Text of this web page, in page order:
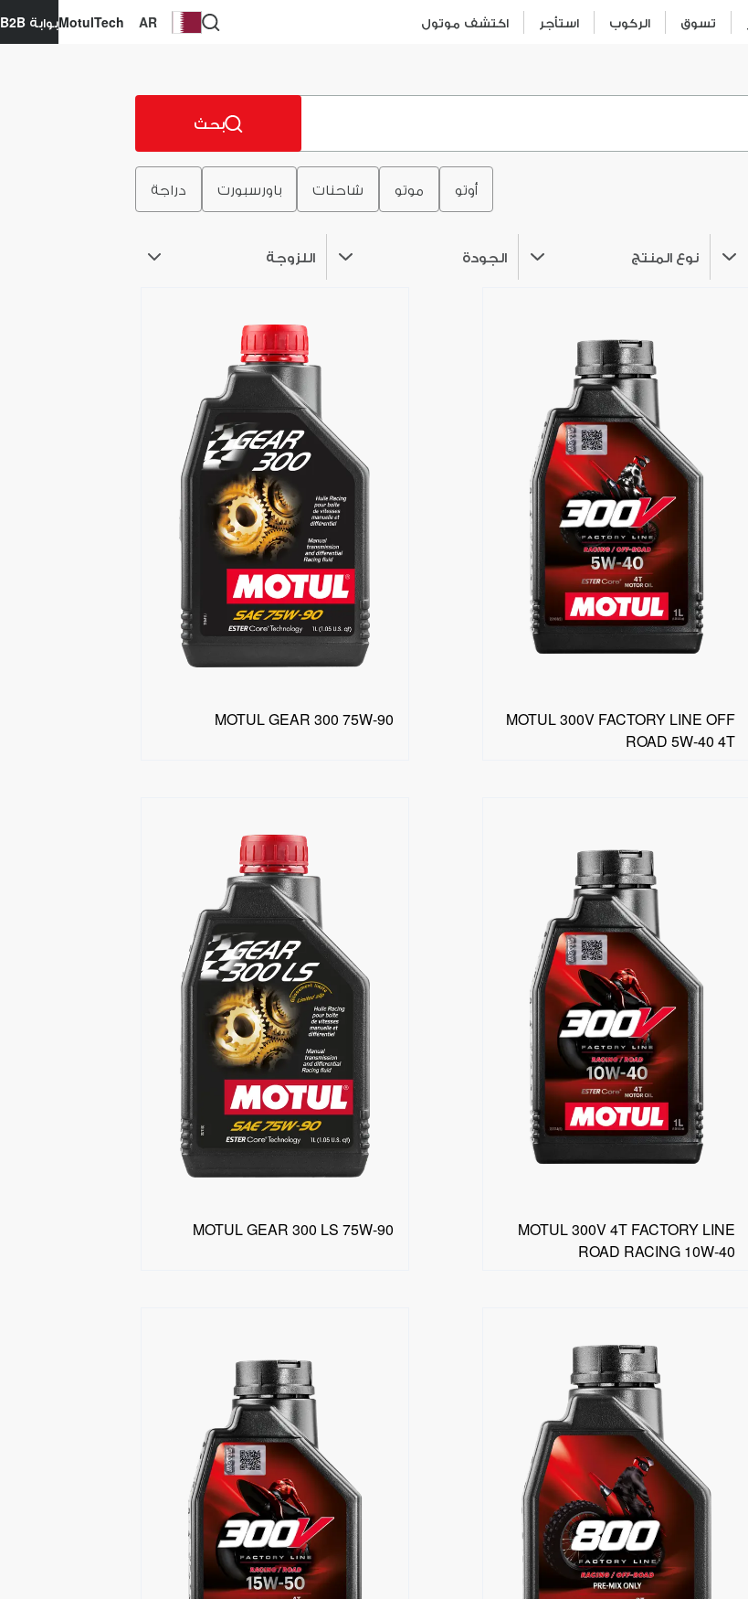
تسوق الركوب استأجر اكتشف موتول AR
MotulTechبوابة B2B
بحث
أوتو موتو شاحنات باورسبورت دراجة
نوع المنتج الجودة اللزوجة
البحث عن موزع
MOTUL 300V FACTORY LINE OFF
ROAD 5W-40 4T
البحث عن موزع
MOTUL GEAR 300 75W-90
البحث عن موزع
MOTUL 300V 4T FACTORY LINE
ROAD RACING 10W-40
البحث عن موزع
MOTUL GEAR 300 LS 75W-90